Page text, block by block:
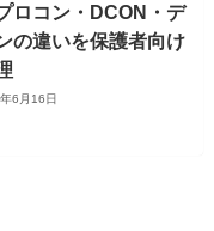
ロコン・DCON・デ
の違いを保護者向け
6月16日